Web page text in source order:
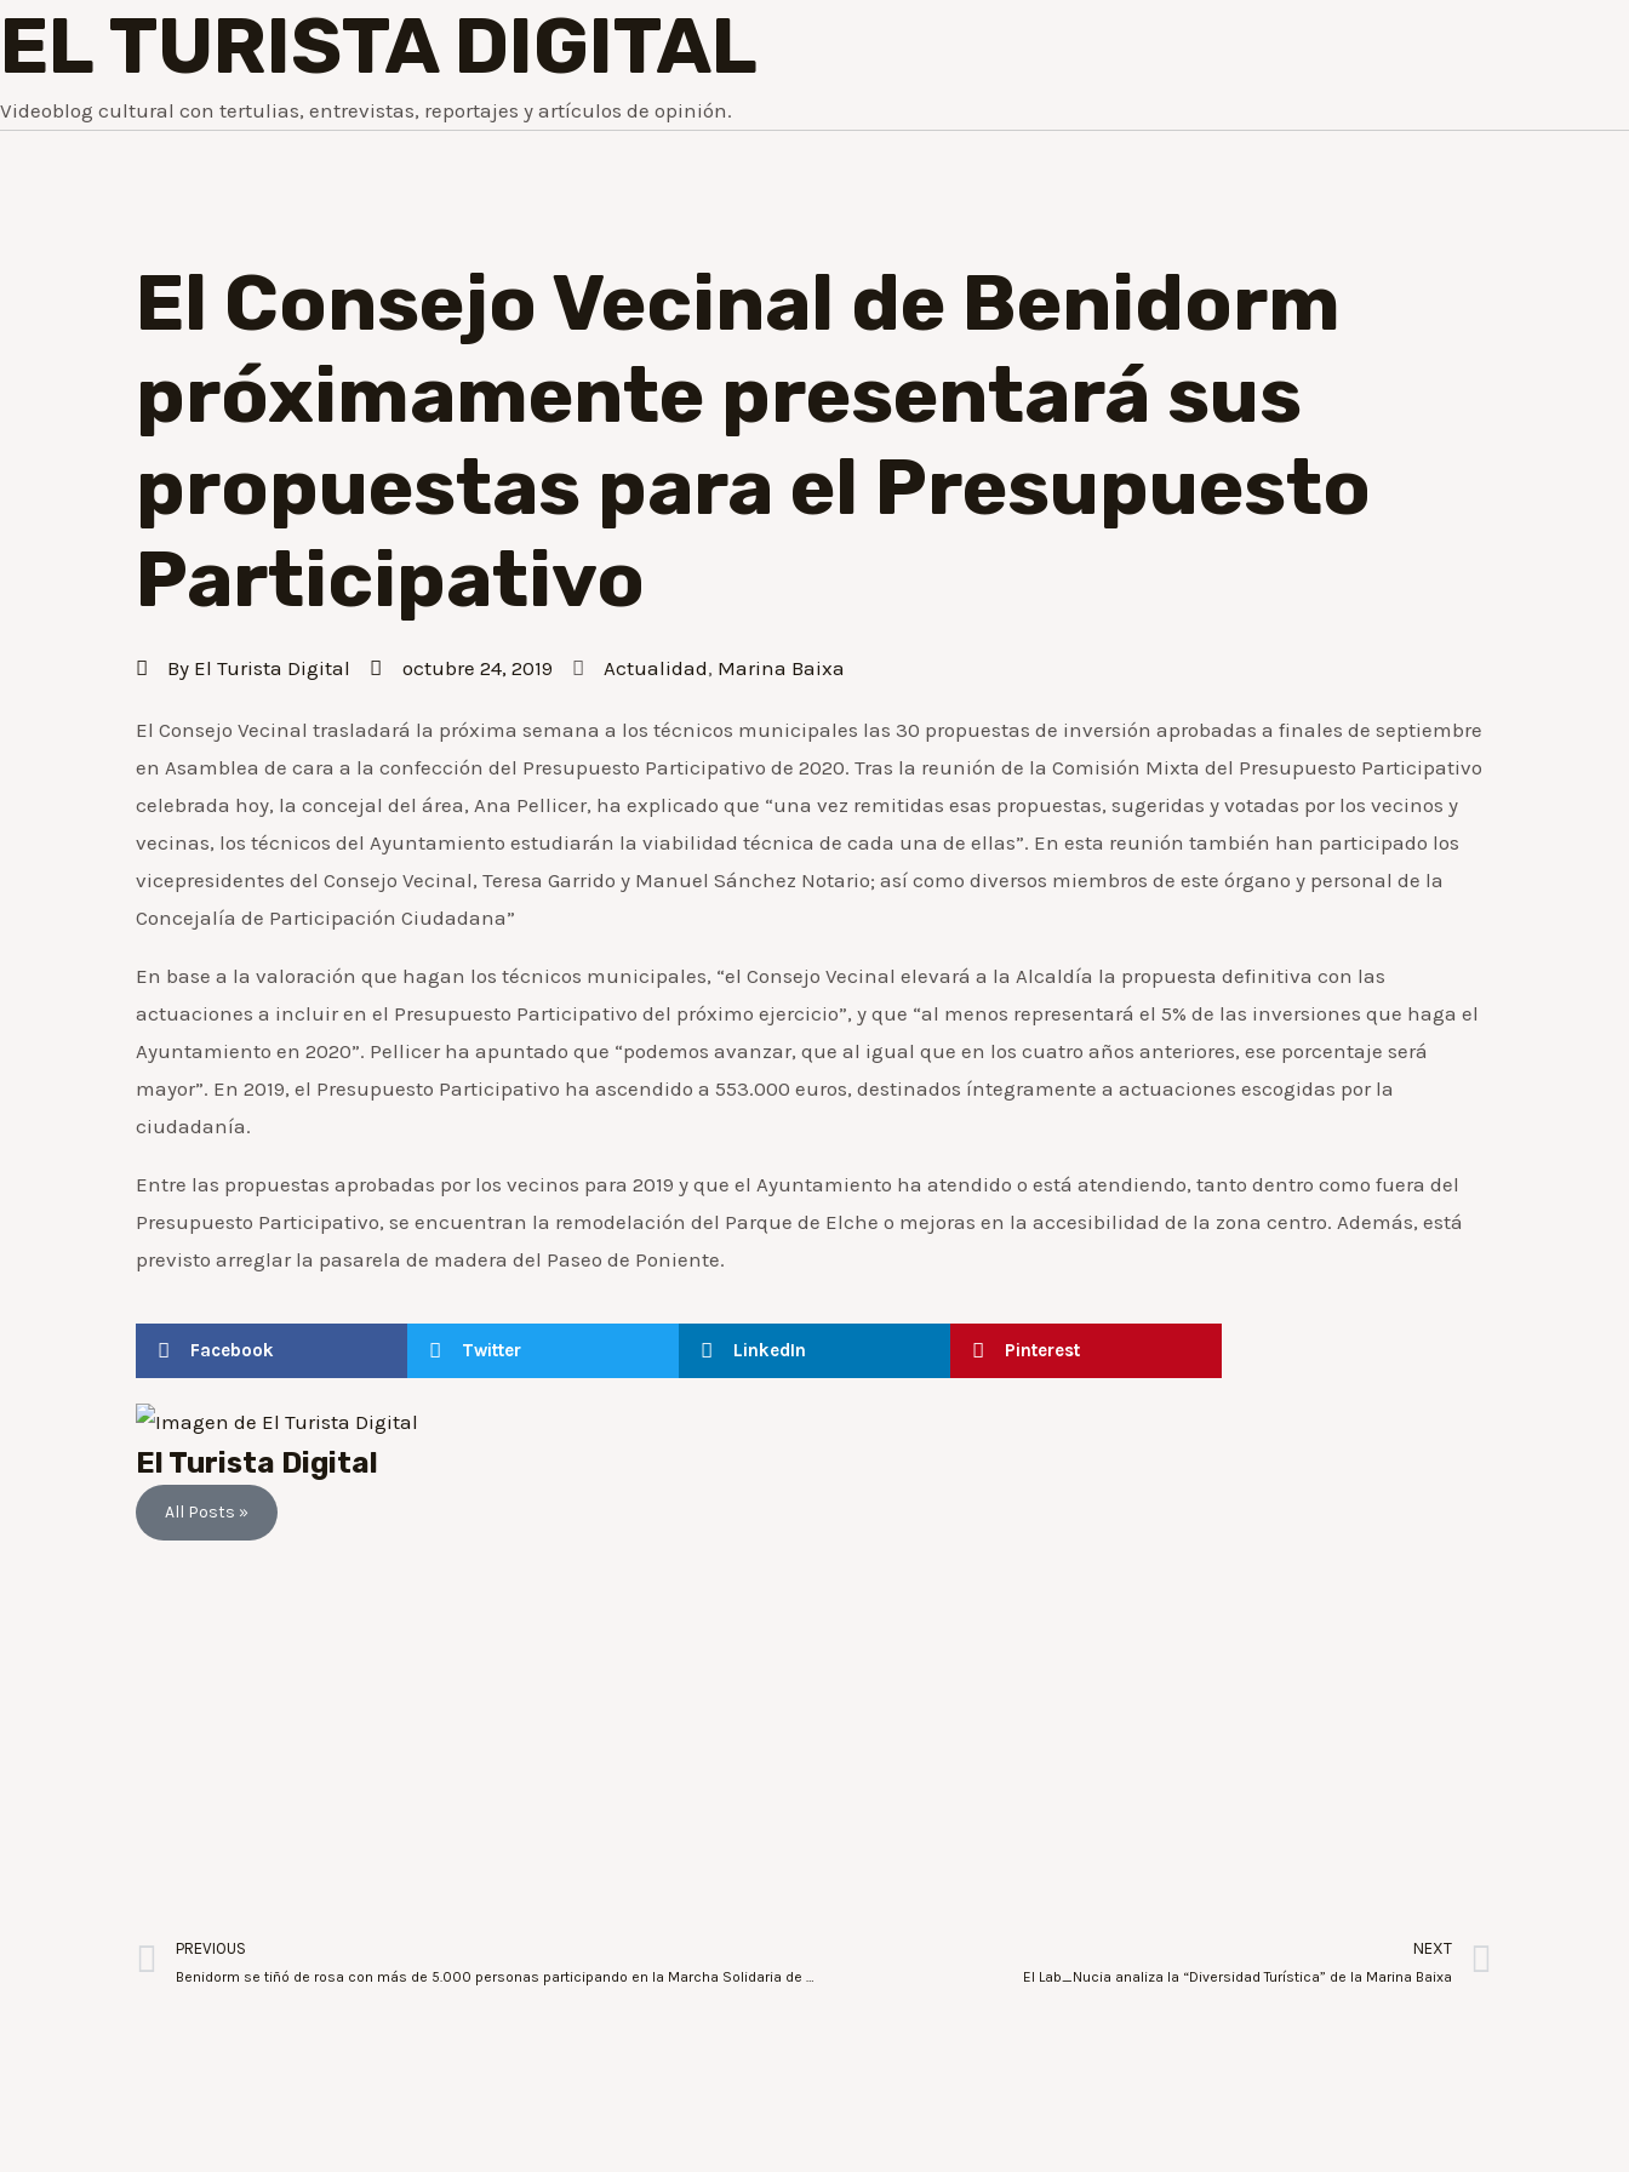
EL TURISTA DIGITAL
Videoblog cultural con tertulias, entrevistas, reportajes y artículos de opinión.
El Consejo Vecinal de Benidorm
próximamente presentará sus
propuestas para el Presupuesto
Participativo
By El Turista Digital octubre 24, 2019 Actualidad, Marina Baixa
El Consejo Vecinal trasladará la próxima semana a los técnicos municipales las 30 propuestas de inversión aprobadas a finales de septiembre
en Asamblea de cara a la confección del Presupuesto Participativo de 2020. Tras la reunión de la Comisión Mixta del Presupuesto Participativo
celebrada hoy, la concejal del área, Ana Pellicer, ha explicado que “una vez remitidas esas propuestas, sugeridas y votadas por los vecinos y
vecinas, los técnicos del Ayuntamiento estudiarán la viabilidad técnica de cada una de ellas”. En esta reunión también han participado los
vicepresidentes del Consejo Vecinal, Teresa Garrido y Manuel Sánchez Notario; así como diversos miembros de este órgano y personal de la
Concejalía de Participación Ciudadana”
En base a la valoración que hagan los técnicos municipales, “el Consejo Vecinal elevará a la Alcaldía la propuesta definitiva con las
actuaciones a incluir en el Presupuesto Participativo del próximo ejercicio”, y que “al menos representará el 5% de las inversiones que haga el
Ayuntamiento en 2020”. Pellicer ha apuntado que “podemos avanzar, que al igual que en los cuatro años anteriores, ese porcentaje será
mayor”. En 2019, el Presupuesto Participativo ha ascendido a 553.000 euros, destinados íntegramente a actuaciones escogidas por la
ciudadanía.
Entre las propuestas aprobadas por los vecinos para 2019 y que el Ayuntamiento ha atendido o está atendiendo, tanto dentro como fuera del
Presupuesto Participativo, se encuentran la remodelación del Parque de Elche o mejoras en la accesibilidad de la zona centro. Además, está
previsto arreglar la pasarela de madera del Paseo de Poniente.
Facebook Twitter LinkedIn Pinterest
El Turista Digital
All Posts »
PREVIOUS
Benidorm se tiñó de rosa con más de 5.000 personas participando en la Marcha Solidaria de Anémona
NEXT
El Lab_Nucia analiza la “Diversidad Turística” de la Marina Baixa